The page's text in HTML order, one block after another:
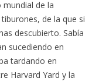
de la
de la que si
descubierto. Sabía
sucediendo en
tardando en
Harvard Yard y la